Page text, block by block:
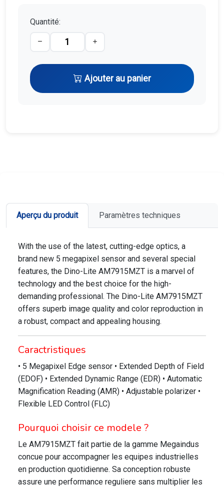
Quantité:
Ajouter au panier
Aperçu du produit Paramètres techniques
With the use of the latest, cutting-edge optics, a
brand new 5 megapixel sensor and several special
features, the Dino-Lite AM7915MZT is a marvel of
technology and the best choice for the high-
demanding professional. The Dino-Lite AM7915MZT
offers superb image quality and color reproduction in
a robust, compact and appealing housing.
Caractristiques
• 5 Megapixel Edge sensor • Extended Depth of Field
(EDOF) • Extended Dynamic Range (EDR) • Automatic
Magnification Reading (AMR) • Adjustable polarizer •
Flexible LED Control (FLC)
Pourquoi choisir ce modele ?
Le AM7915MZT fait partie de la gamme Megaindus
concue pour accompagner les equipes industrielles
en production quotidienne. Sa conception robuste
assure une performance reguliere sans multiplier les